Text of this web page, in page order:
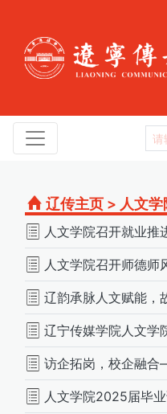
辽传主页 > 人文学
人文学院召开师德师